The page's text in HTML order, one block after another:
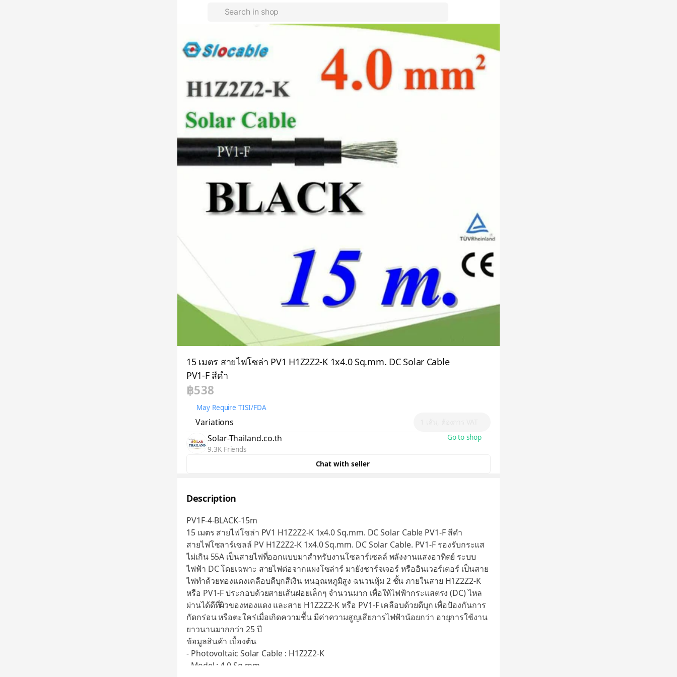
15 เมตร สายไฟโซล่า PV1 H1Z2Z2-K 1x4.0 Sq.mm. DC Solar Cable
PV1-F สีดำ
฿538
May Require TISI/FDA
Variations
Solar-Thailand.co.th
9.3K Friends
Go to shop
Chat with seller
Description
PV1F-4-BLACK-15m
15 เมตร สายไฟโซล่า PV1 H1Z2Z2-K 1x4.0 Sq.mm. DC Solar Cable PV1-F สีดำ
สายไฟโซลาร์เซลล์ PV H1Z2Z2-K 1x4.0 Sq.mm. DC Solar Cable. PV1-F รองรับกระแส
ไม่เกิน 55A เป็นสายไฟที่ออกแบบมาสำหรับงานโซลาร์เซลล์ พลังงานแสงอาทิตย์ ระบบ
ไฟฟ้า DC โดยเฉพาะ สายไฟต่อจากแผงโซล่าร์ มายังชาร์จเจอร์ หรืออินเวอร์เตอร์ เป็นสาย
ไฟทำด้วยทองแดงเคลือบดีบุกสีเงิน ทนอุณหภูมิสูง ฉนวนหุ้ม 2 ชั้น ภายในสาย H1Z2Z2-K
หรือ PV1-F ประกอบด้วยสายเส้นฝอยเล็กๆ จำนวนมาก เพื่อให้ไฟฟ้ากระแสตรง (DC) ไหล
ผ่านได้ดีที่ผิวของทองแดง และสาย H1Z2Z2-K หรือ PV1-F เคลือบด้วยดีบุก เพื่อป้องกันการ
กัดกร่อน หรือตะใคร่เมื่อเกิดความชื้น มีค่าความสูญเสียการไฟฟ้าน้อยกว่า อายุการใช้งาน
ยาวนานมากกว่า 25 ปี
ข้อมูลสินค้า เบื้องต้น
- Photovoltaic Solar Cable : H1Z2Z2-K
- Model : 4.0 Sq.mm.